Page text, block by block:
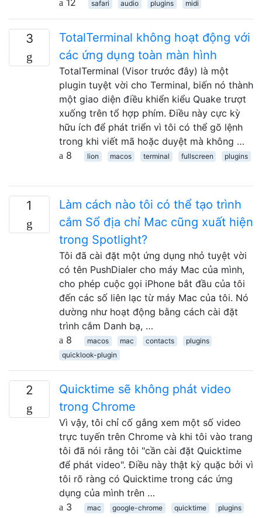
safari audio plugins midi
3
TotalTerminal không hoạt động với
các ứng dụng toàn màn hình
TotalTerminal (Visor trước đây) là một
plugin tuyệt vời cho Terminal, biến nó thành
một giao diện điều khiển kiểu Quake trượt
xuống trên tổ hợp phím. Điều này cực kỳ
hữu ích để phát triển vì tôi có thể gõ lệnh
trong khi viết mã hoặc duyệt mà không …
8
lion macos terminal fullscreen plugins
1
Làm cách nào tôi có thể tạo trình
cắm Sổ địa chỉ Mac cũng xuất hiện
trong Spotlight?
Tôi đã cài đặt một ứng dụng nhỏ tuyệt vời
có tên PushDialer cho máy Mac của mình,
cho phép cuộc gọi iPhone bắt đầu của tôi
đến các số liên lạc từ máy Mac của tôi. Nó
dường như hoạt động bằng cách cài đặt
trình cắm Danh bạ, …
8
macos mac contacts
plugins
quicklook-plugin
2
Quicktime sẽ không phát video
trong Chrome
Vì vậy, tôi chỉ cố gắng xem một số video
trực tuyến trên Chrome và khi tôi vào trang
tôi đã nói rằng tôi "cần cài đặt Quicktime
để phát video". Điều này thật kỳ quặc bởi vì
tôi rõ ràng có Quicktime trong các ứng
dụng của mình trên …
3
mac google-chrome quicktime plugins